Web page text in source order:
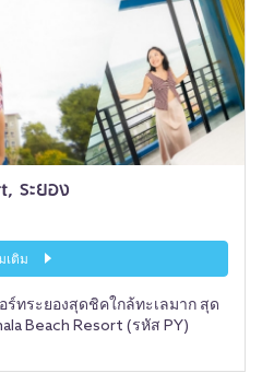
ระยอง
เติม
ร์ทระยองสุดชิคใกล้ทะเลมาก สุด
Beach Resort (รหัส PY)